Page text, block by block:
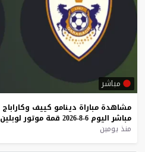
مباشر
مشاهدة مباراة دينامو كييف وكاراباج
مباشر اليوم 6-8-2026 قمة موتور لوبلين
منذ يومين